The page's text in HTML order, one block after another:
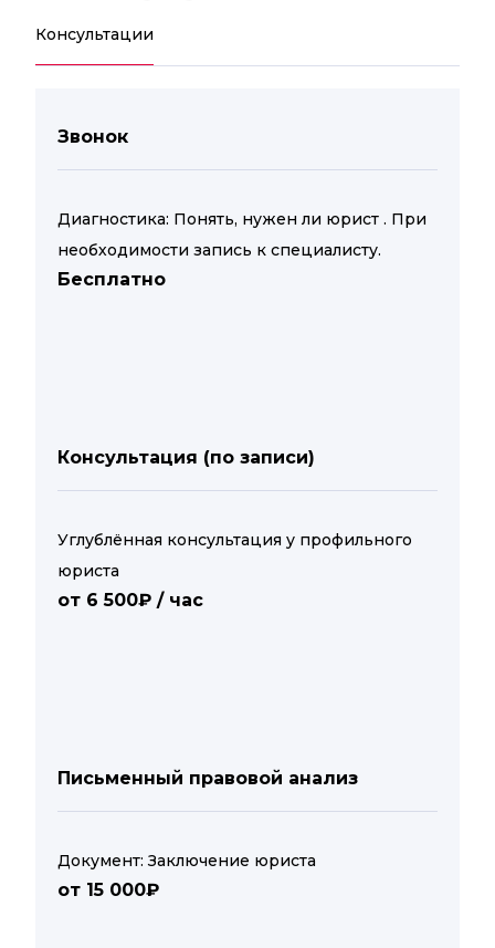
Консультации
Звонок
Диагностика: Понять, нужен ли юрист . При
необходимости запись к специалисту.
Бесплатно
Консультация (по записи)
Углублённая консультация у профильного
юриста
от 6 500₽ / час
Письменный правовой анализ
Документ: Заключение юриста
от 15 000₽